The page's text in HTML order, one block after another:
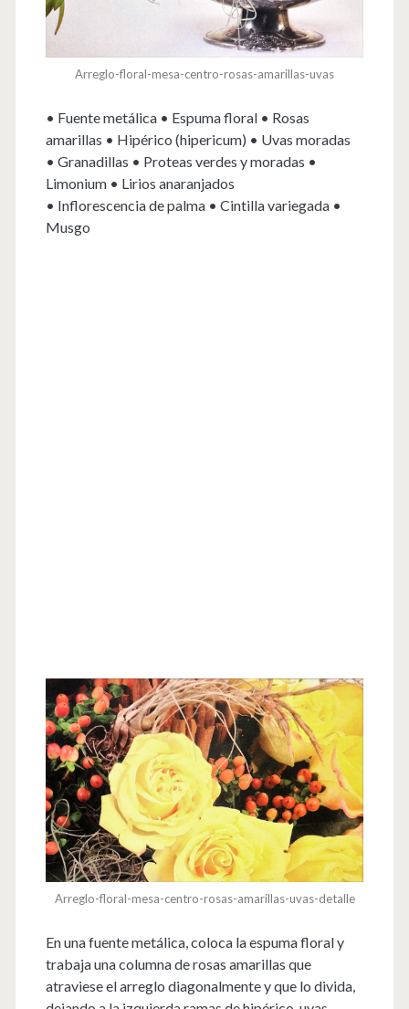
Arreglo-floral-mesa-centro-rosas-amarillas-uvas
• Fuente metálica • Espuma floral • Rosas
amarillas • Hipérico (hipericum) • Uvas moradas
• Granadillas • Proteas verdes y moradas •
Limonium • Lirios anaranjados
• Inflorescencia de palma • Cintilla variegada •
Musgo
Arreglo-floral-mesa-centro-rosas-amarillas-uvas-detalle
En una fuente metálica, coloca la espuma floral y
trabaja una columna de rosas amarillas que
atraviese el arreglo diagonalmente y que lo divida,